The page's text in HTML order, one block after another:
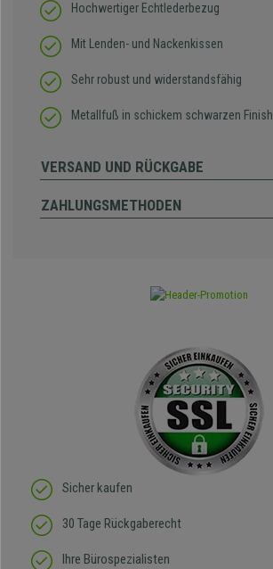
Hochwertiger Echtlederbezug
Mit Lenden- und Nackenkissen
Sehr robust und widerstandsfähig
Metallfuß in schickem schwarzen Finish
VERSAND UND RÜCKGABE
ZAHLUNGSMETHODEN
Sicher kaufen
30 Tage Rückgaberecht
Ihre Bürospezialisten